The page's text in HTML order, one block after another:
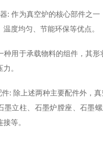
: 作为真空炉的核心部件之
温度均匀、节能环保等优点。
种用于承载物料的组件，其
。
: 除上述两种主要配件外，
墨立柱、石墨炉膛座、石墨
等。